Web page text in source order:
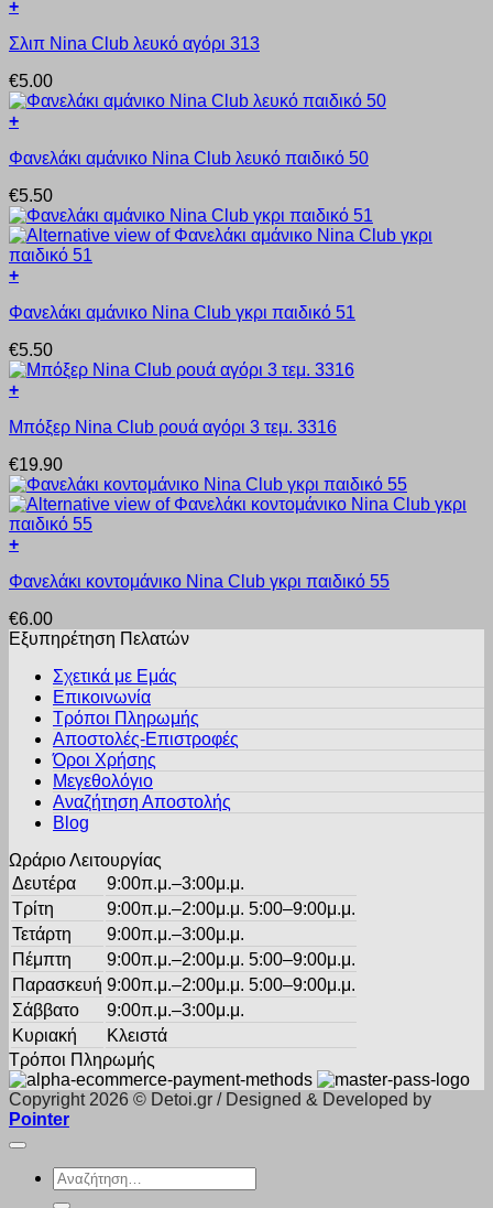
παραλλαγές.
επιλογές
να
επιλεγούν
στη
σελίδα
του
προϊόντος
+
το
έχει
πολλαπλές
παραλλαγές.
επιλογές
να
επιλεγούν
στη
σελίδα
του
προϊόντος
Σλιπ Nina Club λευκό αγόρι 313
€5.00
+
το
έχει
πολλαπλές
παραλλαγές.
Οι
επιλογές
να
στη
σελίδα
του
προϊόντος
Φανελάκι αμάνικο Nina Club λευκό παιδικό 50
€5.50
+
το
έχει
πολλαπλές
παραλλαγές.
επιλογές
να
επιλεγούν
στη
σελίδα
του
προϊόντος
Φανελάκι αμάνικο Nina Club γκρι παιδικό 51
€5.50
+
το
έχει
πολλαπλές
παραλλαγές.
Οι
επιλογές
να
στη
σελίδα
προϊόντος
Μπόξερ Nina Club ρουά αγόρι 3 τεμ. 3316
€19.90
+
το
έχει
πολλαπλές
επιλογές
μπορούν
επιλεγούν
σελίδα
Φανελάκι κοντομάνικο Nina Club γκρι παιδικό 55
€6.00
Εξυπηρέτηση Πελατών
Σχετικά με Εμάς
Επικοινωνία
Τρόποι Πληρωμής
Αποστολές-Επιστροφές
Όροι Χρήσης
Μεγεθολόγιο
Αναζήτηση Αποστολής
Blog
Ωράριο Λειτουργίας
Δευτέρα
9:00π.μ.–3:00μ.μ.
Τρίτη
9:00π.μ.–2:00μ.μ. 5:00–9:00μ.μ.
Τετάρτη
9:00π.μ.–3:00μ.μ.
Πέμπτη
9:00π.μ.–2:00μ.μ. 5:00–9:00μ.μ.
Παρασκευή 9:00π.μ.–2:00μ.μ. 5:00–9:00μ.μ.
Σάββατο
9:00π.μ.–3:00μ.μ.
Κυριακή
Κλειστά
Τρόποι Πληρωμής
Copyright 2026 © Detoi.gr / Designed & Developed by
Pointer
Αναζήτηση
για: